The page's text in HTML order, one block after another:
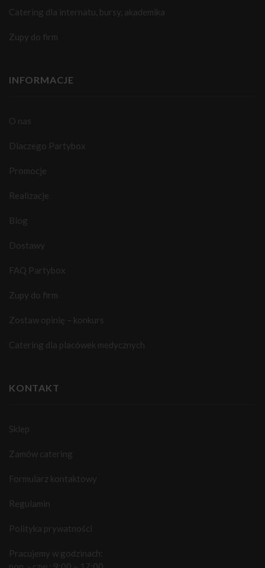
Catering dla internatu, bursy, akademika
Zupy do firm
INFORMACJE
O nas
Dlaczego Partybox
Promocje
Realizacje
Blog
Dostawy
FAQ Partybox
Zupy do firm
Zostaw opinię – konkurs
Catering dla placówek medycznych
KONTAKT
Sklep
Zamów catering
Formularz kontaktowy
Regulamin
Polityka prywatności
Pracujemy w godzinach: